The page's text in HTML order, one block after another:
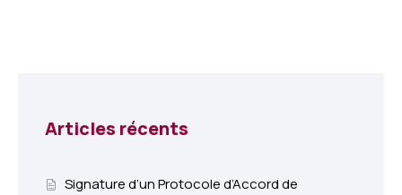
Articles récents
Signature d’un Protocole d’Accord de